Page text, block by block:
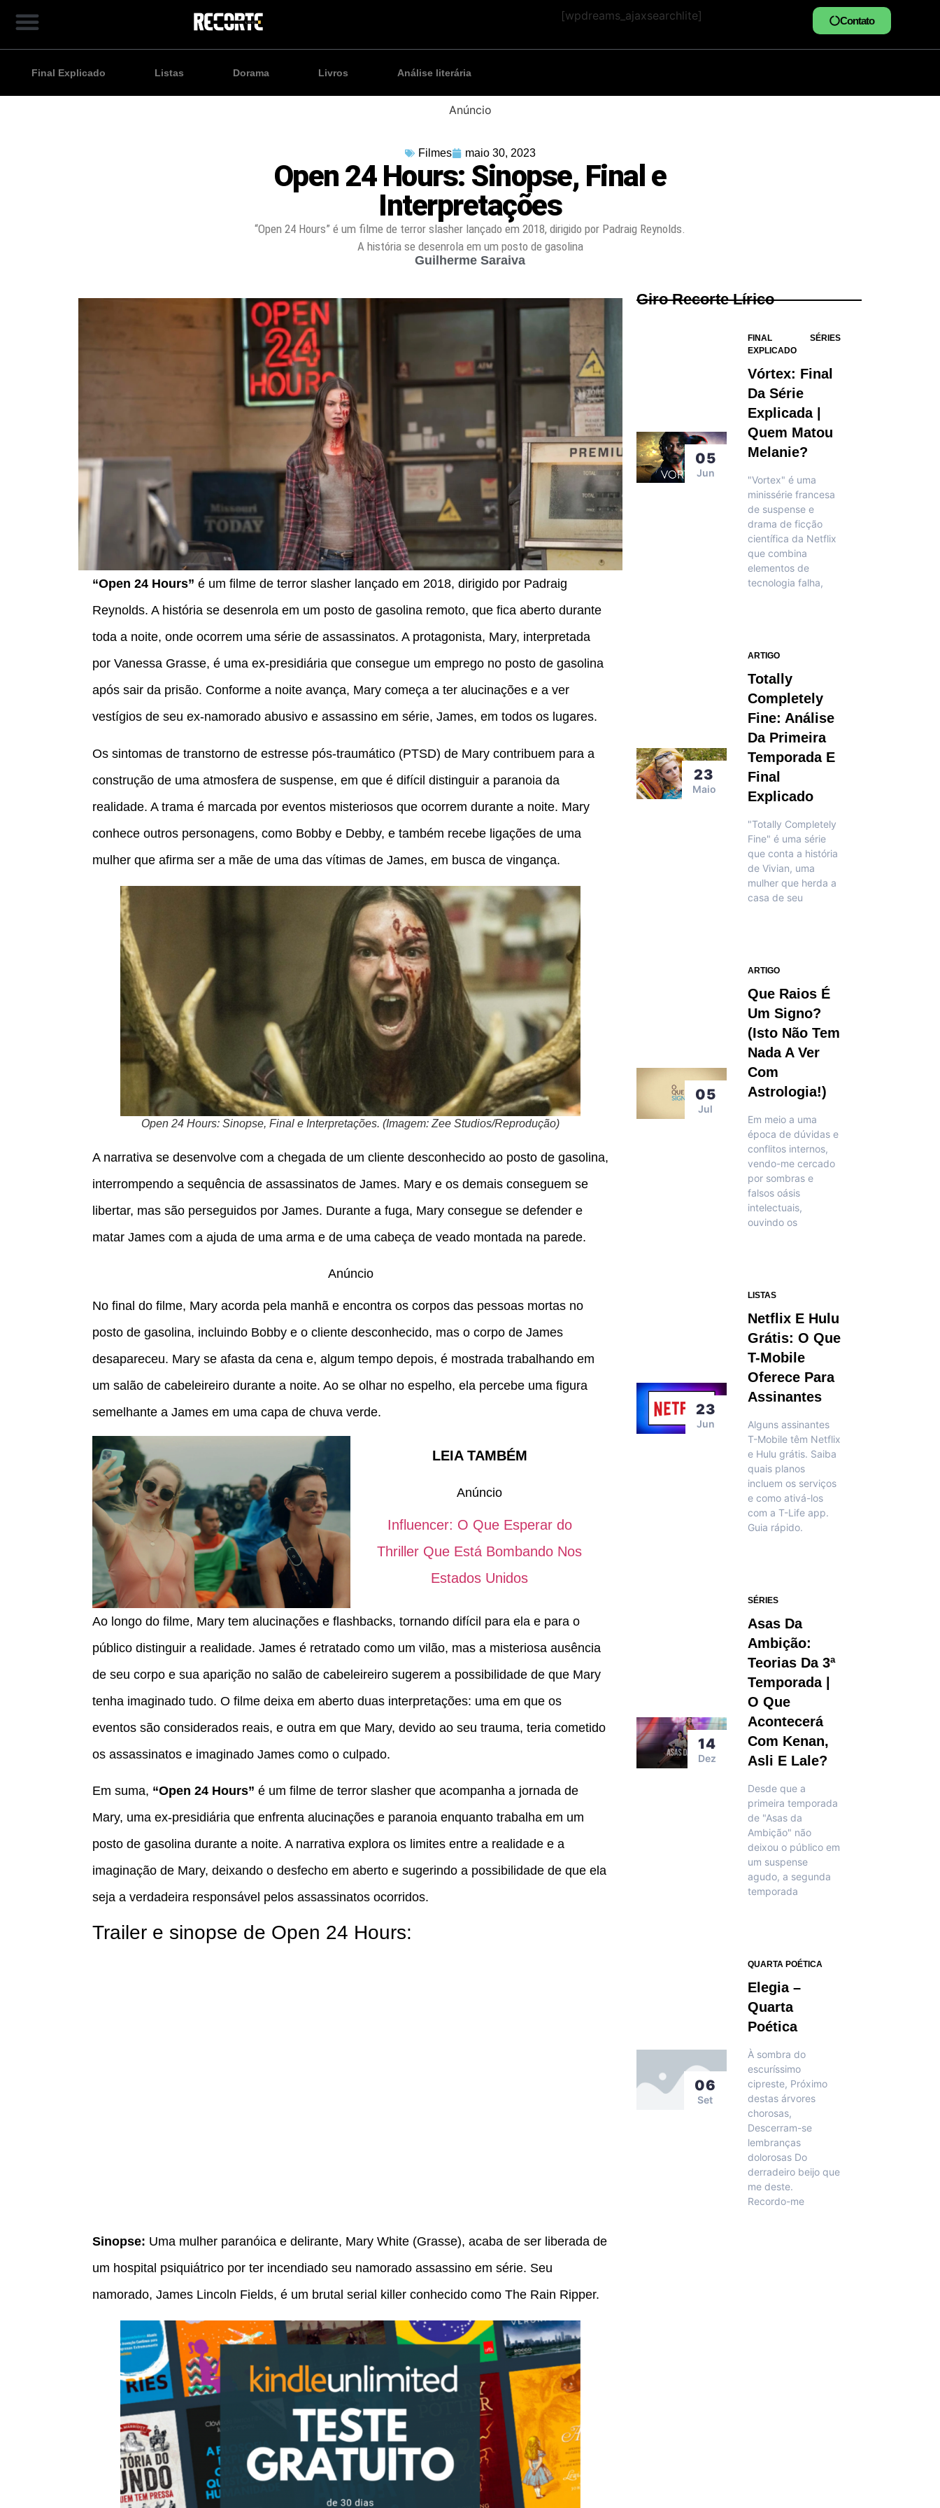
[wpdreams_ajaxsearchlite] Contato
Final Explicado Listas Dorama Livros Análise literária
Anúncio
Filmes maio 30, 2023
Open 24 Hours: Sinopse, Final e
Interpretações
“Open 24 Hours” é um filme de terror slasher lançado em 2018, dirigido por Padraig Reynolds.
A história se desenrola em um posto de gasolina
Guilherme Saraiva
“Open 24 Hours” é um filme de terror slasher lançado em 2018, dirigido por Padraig
Reynolds. A história se desenrola em um posto de gasolina remoto, que fica aberto durante
toda a noite, onde ocorrem uma série de assassinatos. A protagonista, Mary, interpretada
por Vanessa Grasse, é uma ex-presidiária que consegue um emprego no posto de gasolina
após sair da prisão. Conforme a noite avança, Mary começa a ter alucinações e a ver
vestígios de seu ex-namorado abusivo e assassino em série, James, em todos os lugares.
Os sintomas de transtorno de estresse pós-traumático (PTSD) de Mary contribuem para a
construção de uma atmosfera de suspense, em que é difícil distinguir a paranoia da
realidade. A trama é marcada por eventos misteriosos que ocorrem durante a noite. Mary
conhece outros personagens, como Bobby e Debby, e também recebe ligações de uma
mulher que afirma ser a mãe de uma das vítimas de James, em busca de vingança.
Open 24 Hours: Sinopse, Final e Interpretações. (Imagem: Zee Studios/Reprodução)
A narrativa se desenvolve com a chegada de um cliente desconhecido ao posto de gasolina,
interrompendo a sequência de assassinatos de James. Mary e os demais conseguem se
libertar, mas são perseguidos por James. Durante a fuga, Mary consegue se defender e
matar James com a ajuda de uma arma e de uma cabeça de veado montada na parede.
Anúncio
No final do filme, Mary acorda pela manhã e encontra os corpos das pessoas mortas no
posto de gasolina, incluindo Bobby e o cliente desconhecido, mas o corpo de James
desapareceu. Mary se afasta da cena e, algum tempo depois, é mostrada trabalhando em
um salão de cabeleireiro durante a noite. Ao se olhar no espelho, ela percebe uma figura
semelhante a James em uma capa de chuva verde.
LEIA TAMBÉM
Anúncio
Influencer: O Que Esperar do
Thriller Que Está Bombando Nos
Estados Unidos
Ao longo do filme, Mary tem alucinações e flashbacks, tornando difícil para ela e para o
público distinguir a realidade. James é retratado como um vilão, mas a misteriosa ausência
de seu corpo e sua aparição no salão de cabeleireiro sugerem a possibilidade de que Mary
tenha imaginado tudo. O filme deixa em aberto duas interpretações: uma em que os
eventos são considerados reais, e outra em que Mary, devido ao seu trauma, teria cometido
os assassinatos e imaginado James como o culpado.
Em suma, “Open 24 Hours” é um filme de terror slasher que acompanha a jornada de
Mary, uma ex-presidiária que enfrenta alucinações e paranoia enquanto trabalha em um
posto de gasolina durante a noite. A narrativa explora os limites entre a realidade e a
imaginação de Mary, deixando o desfecho em aberto e sugerindo a possibilidade de que ela
seja a verdadeira responsável pelos assassinatos ocorridos.
Trailer e sinopse de Open 24 Hours:
Sinopse: Uma mulher paranóica e delirante, Mary White (Grasse), acaba de ser liberada de
um hospital psiquiátrico por ter incendiado seu namorado assassino em série. Seu
namorado, James Lincoln Fields, é um brutal serial killer conhecido como The Rain Ripper.
Giro Recorte Lírico
05
Jun
FINAL
EXPLICADO
SÉRIES
Vórtex: Final
Da Série
Explicada |
Quem Matou
Melanie?
"Vortex" é uma
minissérie francesa
de suspense e
drama de ficção
científica da Netflix
que combina
elementos de
tecnologia falha,
23
Maio
ARTIGO
Totally
Completely
Fine: Análise
Da Primeira
Temporada E
Final
Explicado
"Totally Completely
Fine" é uma série
que conta a história
de Vivian, uma
mulher que herda a
casa de seu
05
Jul
ARTIGO
Que Raios É
Um Signo?
(Isto Não Tem
Nada A Ver
Com
Astrologia!)
Em meio a uma
época de dúvidas e
conflitos internos,
vendo-me cercado
por sombras e
falsos oásis
intelectuais,
ouvindo os
23
Jun
LISTAS
Netflix E Hulu
Grátis: O Que
T-Mobile
Oferece Para
Assinantes
Alguns assinantes
T-Mobile têm Netflix
e Hulu grátis. Saiba
quais planos
incluem os serviços
e como ativá-los
com a T-Life app.
Guia rápido.
14
Dez
SÉRIES
Asas Da
Ambição:
Teorias Da 3ª
Temporada |
O Que
Acontecerá
Com Kenan,
Asli E Lale?
Desde que a
primeira temporada
de "Asas da
Ambição" não
deixou o público em
um suspense
agudo, a segunda
temporada
06
Set
QUARTA POÉTICA
Elegia –
Quarta
Poética
À sombra do
escuríssimo
cipreste, Próximo
destas árvores
chorosas,
Descerram-se
lembranças
dolorosas Do
derradeiro beijo que
me deste.
Recordo-me